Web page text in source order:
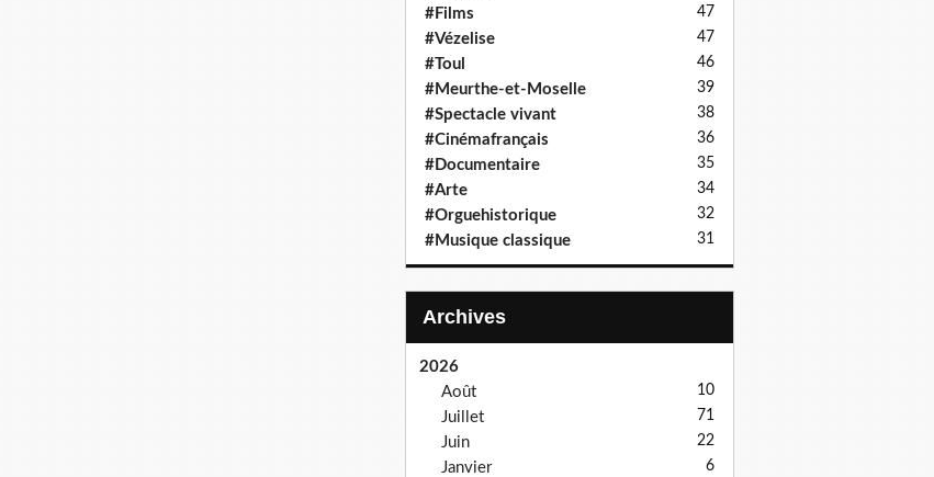
#Films 47
#Vézelise 47
#Toul 46
#Meurthe-et-Moselle 39
#Spectacle vivant 38
#Cinémafrançais 36
#Documentaire 35
#Arte 34
#Orguehistorique 32
#Musique classique 31
Archives
2026
Août
10
Juillet 71
Juin 22
Janvier 6